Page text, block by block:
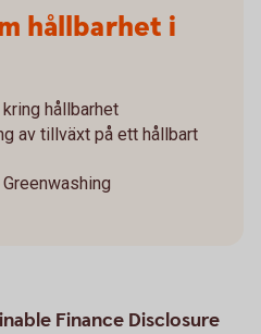
hållbarhet i
hållbarhet
av tillväxt på ett hållbart
Finance Disclosure